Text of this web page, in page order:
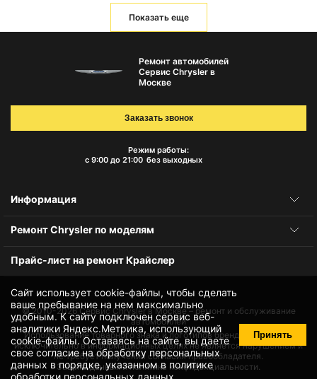
Показать еще
Сайт использует cookie-файлы, чтобы сделать
ваше пребывание на нем максимально
удобным. К cайту подключен сервис веб-
аналитики Яндекс.Метрика, использующий
cookie-файлы. Оставаясь на сайте, вы даете
своесогласие на обработку персональных
данных в порядке, указанном в политике
обработки персональных данных
Принять
Ремонт автомобилей
Сервис Chrysler в
Москве
Режим работы:
с 9:00 до 21:00 без выходных
Заказать звонок
Информация
Ремонт Chrysler по моделям
Прайс-лист на ремонт Крайслер
© 2010-2026Сервис Chrysler в Москве – ремонт и обслуживание
автомобилей
Использование товарного знака и логотипов бренда происходит
исключительно в информационных целях не является нарушением и
не требует получения согласия правообладателя.
Защита данных и политика конфиденциальности.